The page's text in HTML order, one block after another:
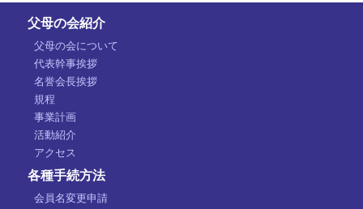
父母の会紹介
父母の会について
代表幹事挨拶
名誉会長挨拶
規程
事業計画
活動紹介
アクセス
各種手続方法
会員名変更申請